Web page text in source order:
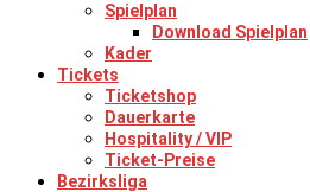
Spielplan
Download Spielplan
Kader
Tickets
Ticketshop
Dauerkarte
Hospitality / VIP
Ticket-Preise
Bezirksliga